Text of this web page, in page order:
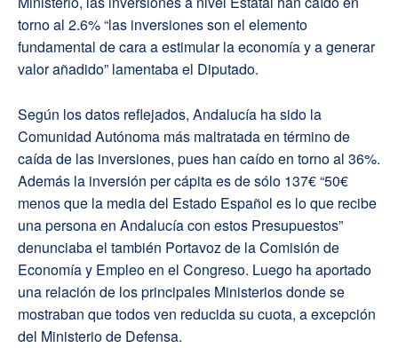
torno al 2.6% “las inversiones son el elemento
fundamental de cara a estimular la economía y a generar
valor añadido” lamentaba el Diputado.
Según los datos reflejados, Andalucía ha sido la
Comunidad Autónoma más maltratada en término de
caída de las inversiones, pues han caído en torno al 36%.
Además la inversión per cápita es de sólo 137€ “50€
menos que la media del Estado Español es lo que recibe
una persona en Andalucía con estos Presupuestos”
denunciaba el también Portavoz de la Comisión de
Economía y Empleo en el Congreso. Luego ha aportado
una relación de los principales Ministerios donde se
mostraban que todos ven reducida su cuota, a excepción
del Ministerio de Defensa.